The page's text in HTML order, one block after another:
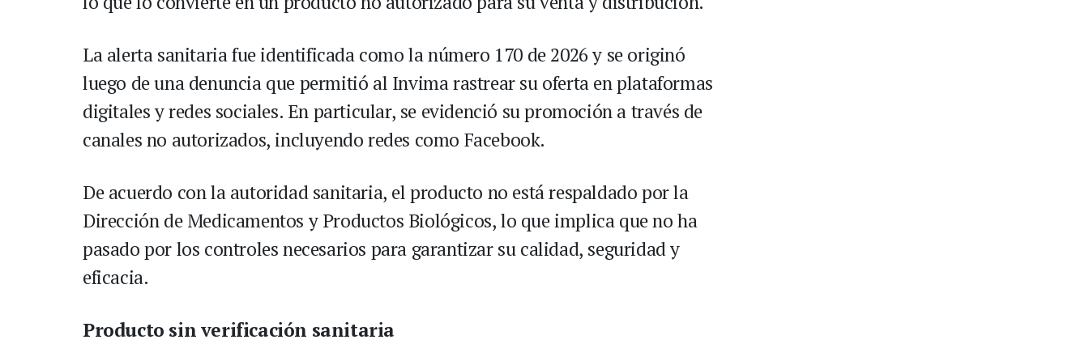
La alerta sanitaria fue identificada como la número 170 de 2026 y se originó
luego de una denuncia que permitió al Invima rastrear su oferta en plataformas
digitales y redes sociales. En particular, se evidenció su promoción a través de
canales no autorizados, incluyendo redes como Facebook.
De acuerdo con la autoridad sanitaria, el producto no está respaldado por la
Dirección de Medicamentos y Productos Biológicos, lo que implica que no ha
pasado por los controles necesarios para garantizar su calidad, seguridad y
eficacia.
Producto sin verificación sanitaria